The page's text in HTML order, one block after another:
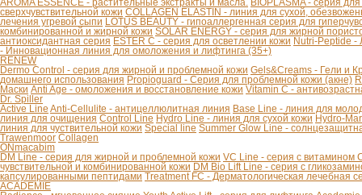
AROMA ESSENCE - растительные экстракты и масла. BIOPLASMA - серия
сверхчувствительной кожи COLLAGEN ELASTIN - линия для сухой,
лечения угревой сыпи LOTUS BEAUTY - гипоаллергенная серия для
комбинированной и жирной кожи SOLAR ENERGY - серия для жирной
антиоксидантная серия ESTER C - серия для осветлении кожи Nutri-Peptide -
- Инновационная линия для омоложения и лифтинга (35+)
RENEW
Dermo Control - серия для жирной и проблемной кожи Gels&Creams - Гели и
домашнего использования Propioguard - Серия для проблемной кожи (акне)
Маски Anti Age - омоложения и восстановление кожи Vitamin C -
Dr. Spiller
Active Line Anti-Cellulite - антицеллюлитная линия Base Line - линия для
линия для очищения Control Line Hydro Line - линия для сухой кожи Hydro-
линия для чуствительной кожи Special line Summer Glow Line -
Trawenmoor Collagen
ONmacabim
DM Line - серия для жирной и проблемной кожи VC Line - серия с витамином
чувствительной и комбинированной кожи DM Bio Lift Line - cерия с
капсулированными пептидами Treatment FC - Дерматологическая лечебная
ACADEMIE